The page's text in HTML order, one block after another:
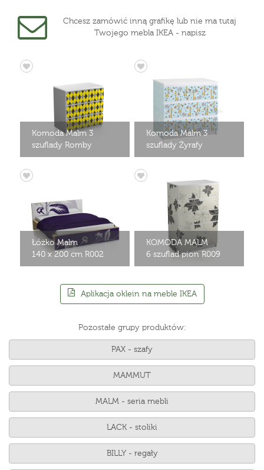
Chcesz zamówić inną grafikę lub nie ma tutaj
Twojego mebla IKEA - napisz
Komoda Malm 3
szuflady Romby
Komoda Malm 3
szuflady Żyrafy
Łóżko Malm
140 x 200 cm R002
KOMODA MALM
6 szuflad pion R009
Aplikacja oklein na meble IKEA
Pozostałe grupy produktów:
PAX - szafy
MAMMUT
MALM - seria mebli
LACK - stoliki
BILLY - regały